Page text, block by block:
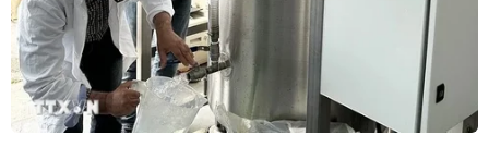
21/01/2021 04:05
Trong Hiến pháp Mỹ, nghi lễ tuyên thệ của tân tổng
thống được thực hiện vào lúc 12 giờ trưa, theo truyền
thống là trước chủ tịch Tối Cao Pháp Viện.